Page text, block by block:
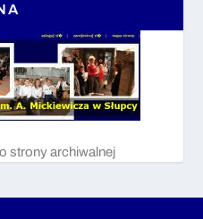
strony archiwalnej